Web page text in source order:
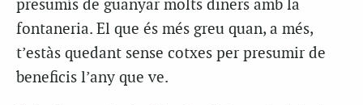
presumís de guanyar molts diners amb la
fontaneria. El que és més greu quan, a més,
t’estàs quedant sense cotxes per presumir de
beneficis l’any que ve.